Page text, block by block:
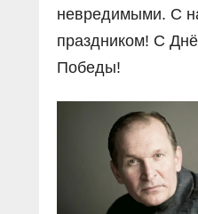
невредимыми. С
праздником! С
Победы!